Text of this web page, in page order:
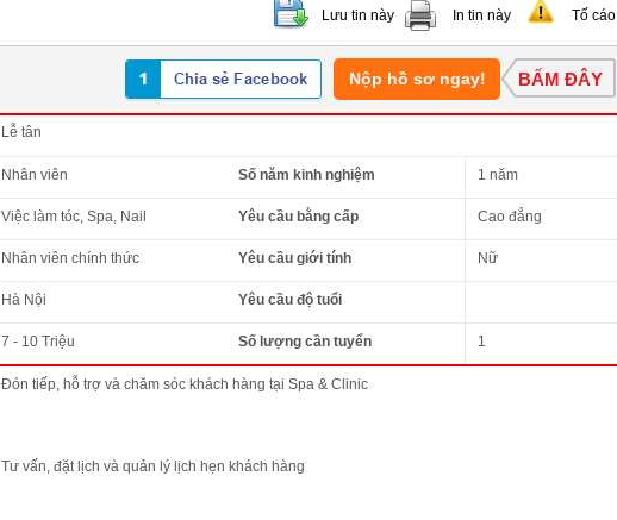
Lưu tin này In tin này Tố cáo
Nộp hồ sơ ngay! BẤM ĐÂY
Lễ tân
Nhân viên Số năm kinh nghiệm 1 năm
Việc làm tóc, Spa, Nail Yêu cầu bằng cấp Cao đẳng
Nhân viên chính thức Yêu cầu giới tính Nữ
Hà Nội Yêu cầu độ tuổi
7 - 10 Triệu Số lượng cần tuyển 1
Đón tiếp, hỗ trợ và chăm sóc khách hàng tại Spa & Clinic
Tư vấn, đặt lịch và quản lý lịch hẹn khách hàng